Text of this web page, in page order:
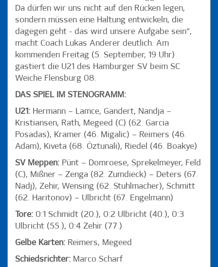
Da dürfen wir uns nicht auf den Rücken legen,
sondern müssen eine Haltung entwickeln, die
dagegen geht - das wird unsere Aufgabe sein“,
macht Coach Lukas Anderer deutlich. Am
kommenden Freitag (5. September, 19 Uhr)
gastiert die U21 des Hamburger SV beim SC
Weiche Flensburg 08.
DAS SPIEL IM STENOGRAMM:
U21: Hermann – Lamce, Gandert, Nandja –
Kristiansen, Rath, Megeed (C) (62. Garcia
Posadas), Kramer (46. Migalic) – Reimers (46.
Adam), Kiveta (68. Öztunali), Riedel (46. Boakye)
SV Meppen: Pünt – Domroese, Sprekelmeyer, Feld
(C), Mißner – Zenga (82. Zumdieck) – Deters (67.
Nadj), Zehir, Wensing (62. Stuhlmacher), Schmitt
(62. Haritonov) – Ulbricht (67. Engelmann)
Tore: 0:1 Schmidt (20.), 0:2 Ulbricht (40.), 0:3
Ulbricht (55.), 0:4 Zehir (77.)
Gelbe Karten: Reimers, Megeed
Schiedsrichter: Marco Scharf